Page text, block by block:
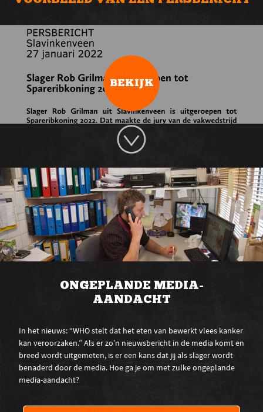
BEKIJK
ONGEPLANDE MEDIA-
AANDACHT
In het nieuws: “WHO stelt dat het eten van bewerkt vlees kanker
kan veroorzaken.” Als er zo’n nieuwsbericht in de media komt en
breed wordt uitgemeten, is er een kans dat jij als slager wordt
benaderd door de media. Hoe ga je om met zulke ongeplande
media-aandacht?